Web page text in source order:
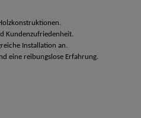
Kundenzufriedenheit.
Installation an.
eine reibungslose Erfahrung.